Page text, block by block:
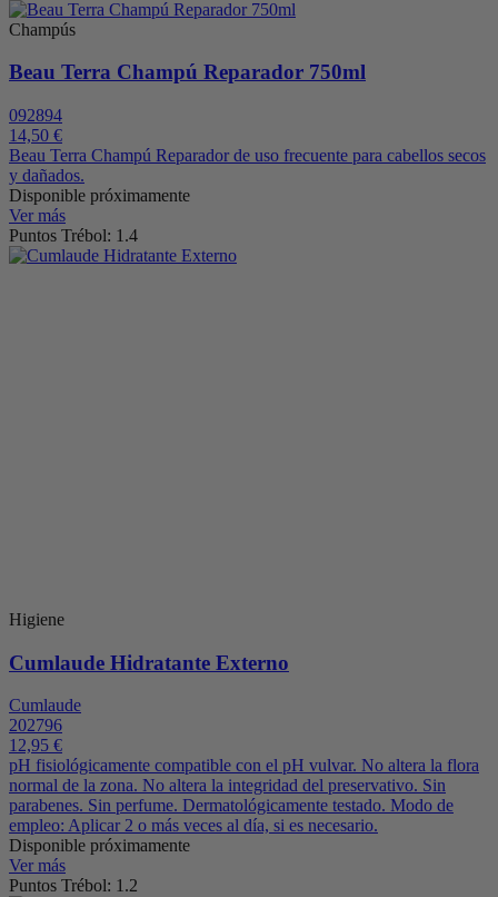
Champús
Beau Terra Champú Reparador 750ml
092894
14,50 €
Beau Terra Champú Reparador de uso frecuente para cabellos secos
y dañados.
Disponible próximamente
Ver más
Puntos Trébol: 1.4
Higiene
Cumlaude Hidratante Externo
Cumlaude
202796
12,95 €
pH fisiológicamente compatible con el pH vulvar. No altera la flora
normal de la zona. No altera la integridad del preservativo. Sin
parabenes. Sin perfume. Dermatológicamente testado. Modo de
empleo: Aplicar 2 o más veces al día, si es necesario.
Disponible próximamente
Ver más
Puntos Trébol: 1.2